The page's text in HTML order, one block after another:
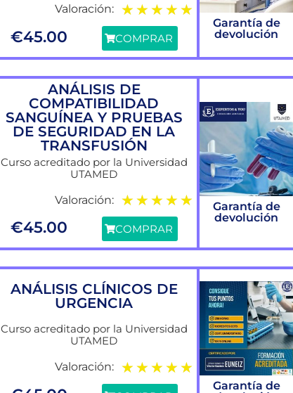
Valoración: ★ ★ ★ ★ ★
€45.00 COMPRAR
Garantía de
devolución
ANÁLISIS DE
COMPATIBILIDAD
SANGUÍNEA Y PRUEBAS
DE SEGURIDAD EN LA
TRANSFUSIÓN
Curso acreditado por la Universidad
UTAMED
Valoración: ★ ★ ★ ★ ★
€45.00 COMPRAR
Garantía de
devolución
ANÁLISIS CLÍNICOS DE
URGENCIA
Curso acreditado por la Universidad
UTAMED
Valoración: ★ ★ ★ ★ ★
Garantía de